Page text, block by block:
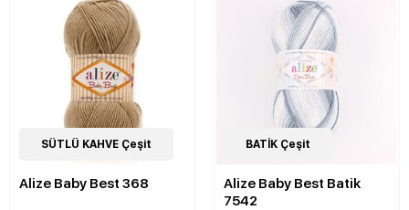
63Çeşit
SÜTLÜ KAHVE Çeşit
Alize Baby Best 368
22Çeşit
BATİK Çeşit
Alize Baby Best Batik
7542